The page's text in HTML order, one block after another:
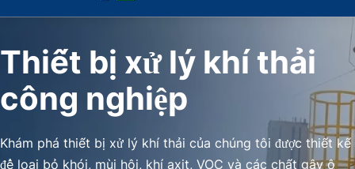
Thiết bị xử lý khí thải
công nghiệp
Khám phá thiết bị xử lý khí thải của chúng tôi được thiết kế
để loại bỏ khói, mùi hôi, khí axit, VOC và các chất gây ô